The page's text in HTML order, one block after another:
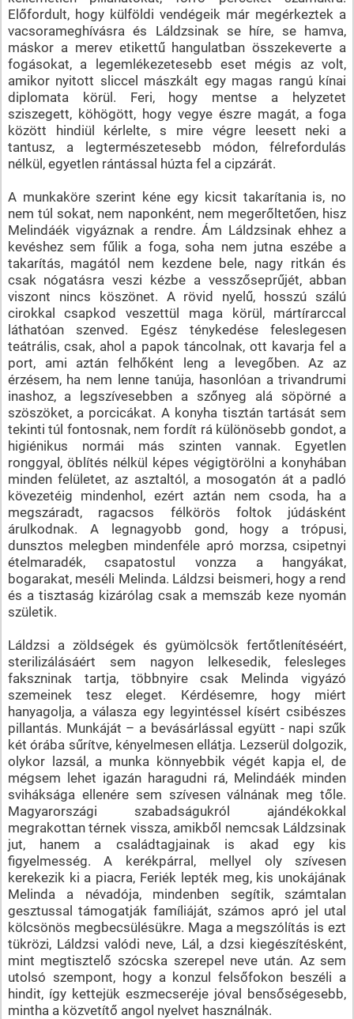
Előfordult, hogy külföldi vendégeik már megérkeztek a
vacsorameghívásra és Láldzsinak se híre, se hamva,
máskor a merev etikettű hangulatban összekeverte a
fogásokat, a legemlékezetesebb eset mégis az volt,
amikor nyitott sliccel mászkált egy magas rangú kínai
diplomata körül. Feri, hogy mentse a helyzetet
sziszegett, köhögött, hogy vegye észre magát, a foga
között hindiül kérlelte, s mire végre leesett neki a
tantusz, a legtermészetesebb módon, félrefordulás
nélkül, egyetlen rántással húzta fel a cipzárát.
A munkaköre szerint kéne egy kicsit takarítania is, no
nem túl sokat, nem naponként, nem megerőltetően, hisz
Melindáék vigyáznak a rendre. Ám Láldzsinak ehhez a
kevéshez sem fűlik a foga, soha nem jutna eszébe a
takarítás, magától nem kezdene bele, nagy ritkán és
csak nógatásra veszi kézbe a vesszőseprűjét, abban
viszont nincs köszönet. A rövid nyelű, hosszú szálú
cirokkal csapkod veszettül maga körül, mártírarccal
láthatóan szenved. Egész ténykedése feleslegesen
teátrális, csak, ahol a papok táncolnak, ott kavarja fel a
port, ami aztán felhőként leng a levegőben. Az az
érzésem, ha nem lenne tanúja, hasonlóan a trivandrumi
inashoz, a legszívesebben a szőnyeg alá söpörné a
szöszöket, a porcicákat. A konyha tisztán tartását sem
tekinti túl fontosnak, nem fordít rá különösebb gondot, a
higiénikus normái más szinten vannak. Egyetlen
ronggyal, öblítés nélkül képes végigtörölni a konyhában
minden felületet, az asztaltól, a mosogatón át a padló
kövezetéig mindenhol, ezért aztán nem csoda, ha a
megszáradt, ragacsos félkörös foltok júdásként
árulkodnak. A legnagyobb gond, hogy a trópusi,
dunsztos melegben mindenféle apró morzsa, csipetnyi
ételmaradék, csapatostul vonzza a hangyákat,
bogarakat, meséli Melinda. Láldzsi beismeri, hogy a rend
és a tisztaság kizárólag csak a memszáb keze nyomán
születik.
Láldzsi a zöldségek és gyümölcsök fertőtlenítéséért,
sterilizálásáért sem nagyon lelkesedik, felesleges
fakszninak tartja, többnyire csak Melinda vigyázó
szemeinek tesz eleget. Kérdésemre, hogy miért
hanyagolja, a válasza egy legyintéssel kísért csibészes
pillantás. Munkáját – a bevásárlással együtt - napi szűk
két órába sűrítve, kényelmesen ellátja. Lezserül dolgozik,
olykor lazsál, a munka könnyebbik végét kapja el, de
mégsem lehet igazán haragudni rá, Melindáék minden
sviháksága ellenére sem szívesen válnának meg tőle.
Magyarországi szabadságukról ajándékokkal
megrakottan térnek vissza, amikből nemcsak Láldzsinak
jut, hanem a családtagjainak is akad egy kis
figyelmesség. A kerékpárral, mellyel oly szívesen
kerekezik ki a piacra, Feriék lepték meg, kis unokájának
Melinda a névadója, mindenben segítik, számtalan
gesztussal támogatják famíliáját, számos apró jel utal
kölcsönös megbecsülésükre. Maga a megszólítás is ezt
tükrözi, Láldzsi valódi neve, Lál, a dzsi kiegészítésként,
mint megtisztelő szócska szerepel neve után. Az sem
utolsó szempont, hogy a konzul felsőfokon beszéli a
hindit, így kettejük eszmecseréje jóval bensőségesebb,
mintha a közvetítő angol nyelvet használnák.